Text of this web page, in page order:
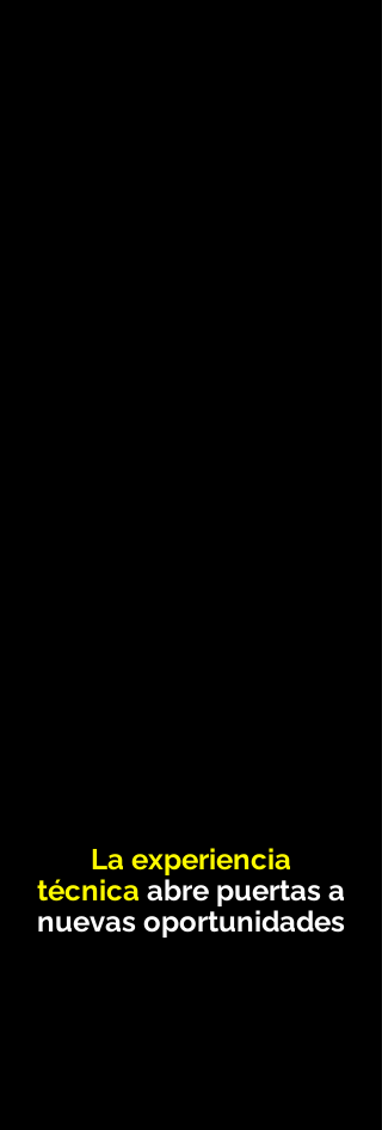
La experiencia
técnica abre puertas a
nuevas oportunidades